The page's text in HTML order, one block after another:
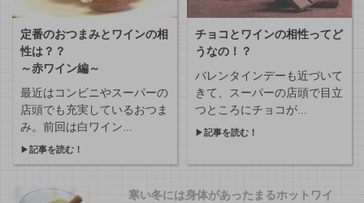
定番のおつまみとワインの相
性は？？
～赤ワイン編～
最近はコンビニやスーパーの
店頭でも充実しているおつま
み。前回は白ワイン...
▶記事を読む！
チョコとワインの相性ってど
うなの！？
バレンタインデーも近づいて
きて、スーパーの店頭で目立
つところにチョコが...
▶記事を読む！
寒い冬には身体があったまるホットワイ